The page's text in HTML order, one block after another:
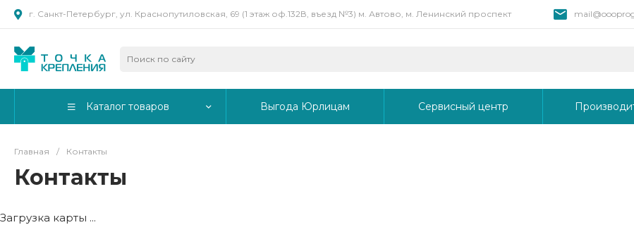
г. Санкт-Петербург, ул. Краснопутиловская, 69 (1 этаж оф.132В, въезд №3) м. Автово, м. Ленинский проспект
Каталог товаров Выгода Юрлицам Сервисный центр
Главная / Контакты
Контакты
Загрузка карты ...